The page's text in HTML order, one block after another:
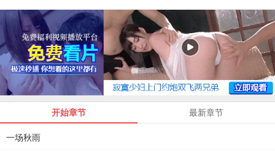
开始章节 最新章节
一场秋雨